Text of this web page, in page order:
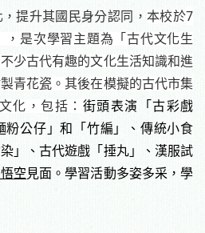
提升其國民身分認同， 本校於7
，是次學習主題為「古代文化生
不少古代有趣的文化生活知識和進
青花瓷。其後在模擬的古代市集
化，包括： 街頭表演「古彩戲
粉公仔」和「竹編」、傳統小食
」、古代遊戲「捶丸」、漢服試
空 見面。學習活動多姿多采，學